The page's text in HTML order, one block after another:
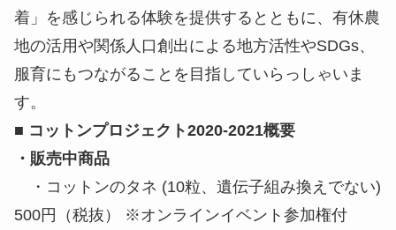
着」を感じられる体験を提供するとともに、有休農
地の活用や関係人口創出による地方活性やSDGs、
服育にもつながることを目指していらっしゃいま
す。
■ コットンプロジェクト2020-2021概要
・販売中商品
・コットンのタネ (10粒、遺伝子組み換えでない)
500円（税抜） ※オンラインイベント参加権付